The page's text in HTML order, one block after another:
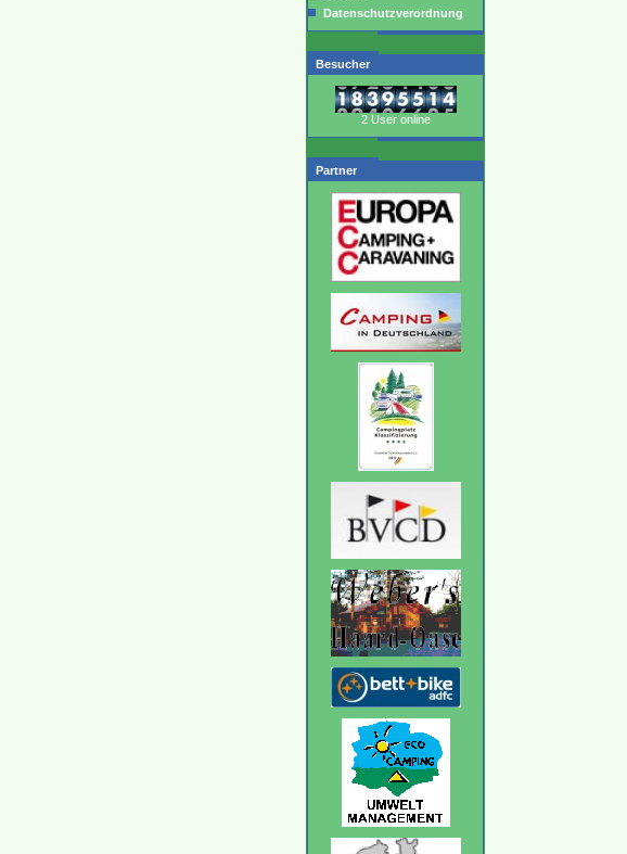
Datenschutzverordnung
Besucher
2 User online
Partner